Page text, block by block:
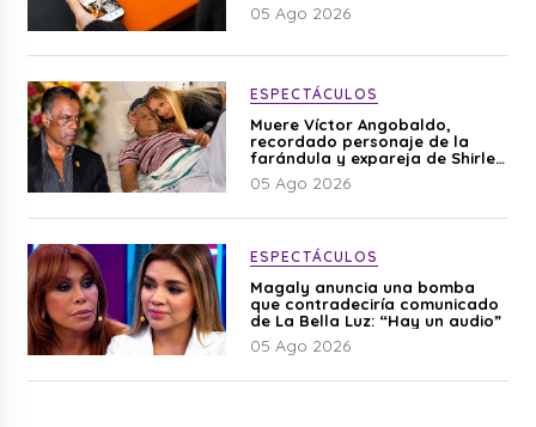
05 Ago 2026
ESPECTÁCULOS
Muere Víctor Angobaldo,
recordado personaje de la
farándula y expareja de Shirley
Cherres
05 Ago 2026
ESPECTÁCULOS
Magaly anuncia una bomba
que contradeciría comunicado
de La Bella Luz: “Hay un audio”
05 Ago 2026